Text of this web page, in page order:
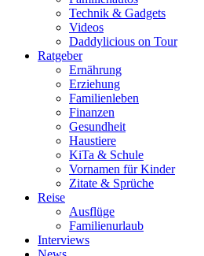
Technik & Gadgets
Videos
Daddylicious on Tour
Ratgeber
Ernährung
Erziehung
Familienleben
Finanzen
Gesundheit
Haustiere
KiTa & Schule
Vornamen für Kinder
Zitate & Sprüche
Reise
Ausflüge
Familienurlaub
Interviews